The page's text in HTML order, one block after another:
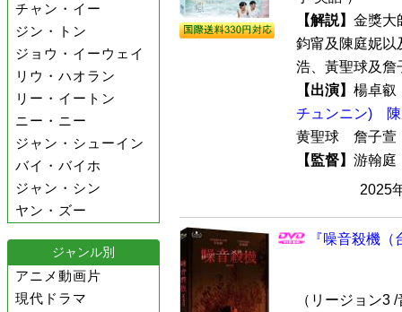
チャン・イー
ジン・トン
ジョウ・イーウェイ
リウ・ハオラン
リー・イートン
ニー・ニー
ジャン・シューイン
バイ・バイホ
ジャン・シン
ヤン・ズー
ジャンル別
アニメ動画片
現代ドラマ
【解説】 金獎大
鈞甯及陳庭妮以
浩、黃聖球及詹
【出演】 楊卓
チュンニン)
黄聖球 詹子
【監督】 游翰
2025
『噪音殺機
（リージョン3